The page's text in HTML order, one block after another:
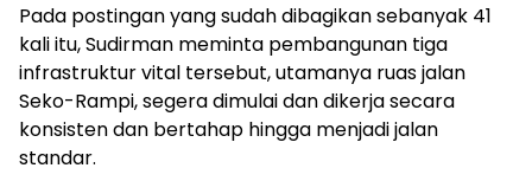
Pada postingan yang sudah dibagikan sebanyak 41
kali itu, Sudirman meminta pembangunan tiga
infrastruktur vital tersebut, utamanya ruas jalan
Seko-Rampi, segera dimulai dan dikerja secara
konsisten dan bertahap hingga menjadi jalan
standar.